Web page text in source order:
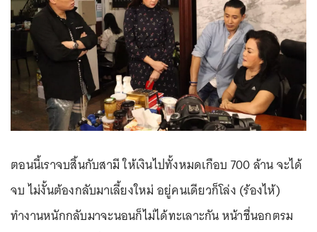
ตอนนี้เราจบสิ้นกับสามี ให้เงินไปทั้งหมดเกือบ 700 ล้าน จะได้
จบ ไม่งั้นต้องกลับมาเลี้ยงใหม่ อยู่คนเดียวก็โล่ง (ร้องไห้)
ทำงานหนักกลับมาจะนอนก็ไม่ได้ทะเลาะกัน หน้าชื่นอกตรม